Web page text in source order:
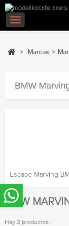
Navegación
Toggle
> Marcas >
BMW
Escape Marving
BMW
Hay 2 productos.